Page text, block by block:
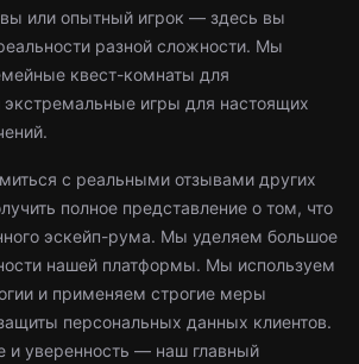
или опытный игрок — здесь вы
разной сложности. Мы
квест-комнаты для
игры для настоящих
с реальными отзывами других
полное представление о том, что
эскейп-рума. Мы уделяем большое
нашей платформы. Мы используем
и применяем строгие меры
персональных данных клиентов.
и уверенность — наш главный